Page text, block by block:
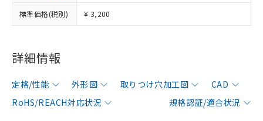
標準価格(税別) ¥ 3,200
詳細情報
定格/性能 外形図 取りつけ穴加工図
CAD
RoHS/REACH対応状況
規格認証/適合状況